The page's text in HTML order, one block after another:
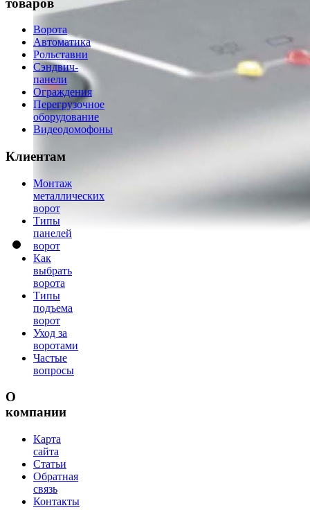
Ворота
Автоматика
Рольставни
Сэндвич-
панели
Ограждения
Перегрузочное
оборудование
Видеодомофоны
Клиентам
Монтаж
металлических
ворот
Типы
панелей
ворот
Как
выбрать
ворота
Типы
подъема
ворот
Уход за
воротами
Частые
вопросы
О
компании
Карта
сайта
Статьи
Обратная
связь
Контакты